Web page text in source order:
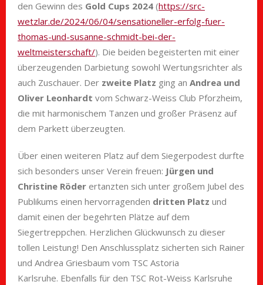
den Gewinn des Gold Cups 2024 (https://src-
wetzlar.de/2024/06/04/sensationeller-erfolg-fuer-
thomas-und-susanne-schmidt-bei-der-
weltmeisterschaft/). Die beiden begeisterten mit einer
überzeugenden Darbietung sowohl Wertungsrichter als
auch Zuschauer. Der zweite Platz ging an Andrea und
Oliver Leonhardt vom Schwarz-Weiss Club Pforzheim,
die mit harmonischem Tanzen und großer Präsenz auf
dem Parkett überzeugten.
Über einen weiteren Platz auf dem Siegerpodest durfte
sich besonders unser Verein freuen: Jürgen und
Christine Röder ertanzten sich unter großem Jubel des
Publikums einen hervorragenden dritten Platz und
damit einen der begehrten Plätze auf dem
Siegertreppchen. Herzlichen Glückwunsch zu dieser
tollen Leistung! Den Anschlussplatz sicherten sich Rainer
und Andrea Griesbaum vom TSC Astoria
Karlsruhe. Ebenfalls für den TSC Rot-Weiss Karlsruhe